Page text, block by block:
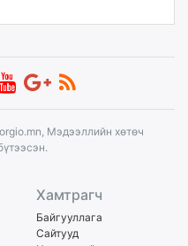
Мэдээллийн хөтөч
Хамтрагч
Байгууллага
Сайтууд